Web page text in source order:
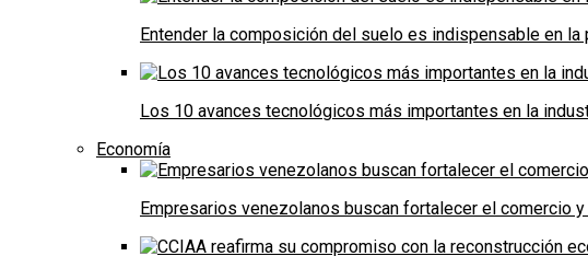
Entender la composición del suelo es indispensable en la
Los 10 avances tecnológicos más importantes en la
Economía
Empresarios venezolanos buscan fortalecer el comercio